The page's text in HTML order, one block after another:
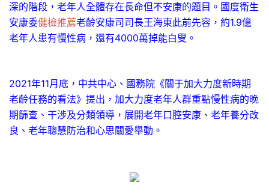
深的階段，老年人全體存在長命但不安康的題目。國度衛生
安康委健檢推薦老齡安康司司長王海東此前先容，約1.9億
老年人患有慢性病，還有4000萬掉能白叟。
2021年11月底，中共中心、國務院《關于加大力度新時期
老齡任務的看法》提出，加大力度老年人群重點慢性病的晚
期篩查、干涉及分類領導，展開老年口腔安康、老年養分改
良、老年聰慧防治和心思關愛舉動。